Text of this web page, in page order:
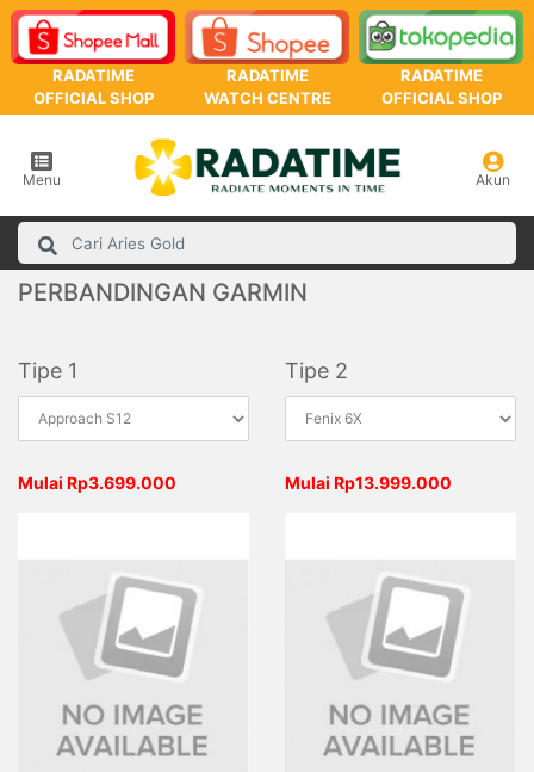
RADATIME
OFFICIAL SHOP
RADATIME
WATCH CENTRE
RADATIME
OFFICIAL SHOP
Menu Akun
PERBANDINGAN GARMIN
Tipe 1 Tipe 2
Mulai Rp3.699.000 Mulai Rp13.999.000